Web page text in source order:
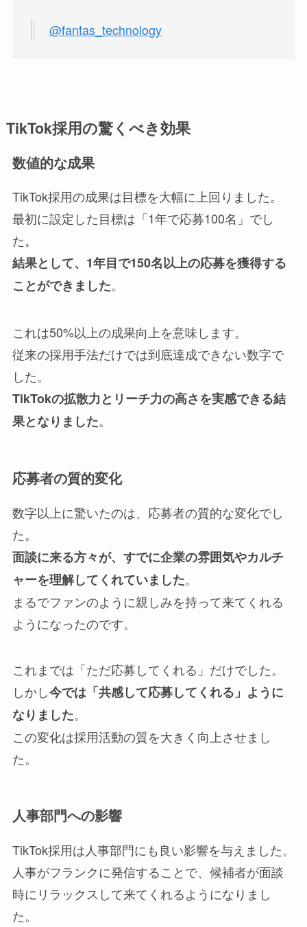
@fantas_technology
TikTok採用の驚くべき効果
数値的な成果
TikTok採用の成果は目標を大幅に上回りました。
最初に設定した目標は「1年で応募100名」でし
た。
結果として、1年目で150名以上の応募を獲得する
ことができました。
これは50%以上の成果向上を意味します。
従来の採用手法だけでは到底達成できない数字で
した。
TikTokの拡散力とリーチ力の高さを実感できる結
果となりました。
応募者の質的変化
数字以上に驚いたのは、応募者の質的な変化でし
た。
面談に来る方々が、すでに企業の雰囲気やカルチ
ャーを理解してくれていました。
まるでファンのように親しみを持って来てくれる
ようになったのです。
これまでは「ただ応募してくれる」だけでした。
しかし今では「共感して応募してくれる」ように
なりました。
この変化は採用活動の質を大きく向上させまし
た。
人事部門への影響
TikTok採用は人事部門にも良い影響を与えました。
人事がフランクに発信することで、候補者が面談
時にリラックスして来てくれるようになりまし
た。